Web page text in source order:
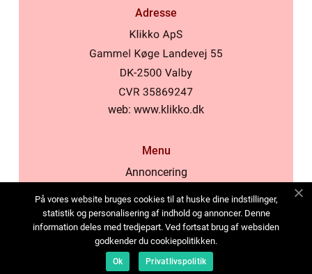
Adresse
web: www.klikko.dk
Menu
Annoncering
Cookies
Kontakt os
Sitemap
På vores website bruges cookies til at huske dine indstillinger,
statistik og personalisering af indhold og annoncer. Denne
information deles med tredjepart. Ved fortsat brug af websiden
godkender du cookiepolitikken.
Ok Privatlivspolitik